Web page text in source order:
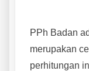
PPh Badan
merupakan
perhitungan